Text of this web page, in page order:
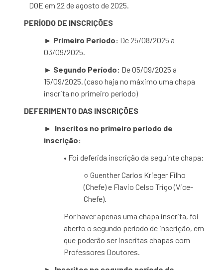
DOE em 22 de agosto de 2025.
PERÍODO DE INSCRIÇÕES
► Primeiro Período: De 25/08/2025 a
03/09/2025.
► Segundo Período: De 05/09/2025 a
15/09/2025. (caso haja no máximo uma chapa
inscrita no primeiro período)
DEFERIMENTO DAS INSCRIÇÕES
► Inscritos no primeiro período de
inscrição:
• Foi deferida inscrição da seguinte chapa:
○ Guenther Carlos Krieger Filho
(Chefe) e Flavio Celso Trigo (Vice-
Chefe).
Por haver apenas uma chapa inscrita, foi
aberto o segundo período de inscrição, em
que poderão ser inscritas chapas com
Professores Doutores.